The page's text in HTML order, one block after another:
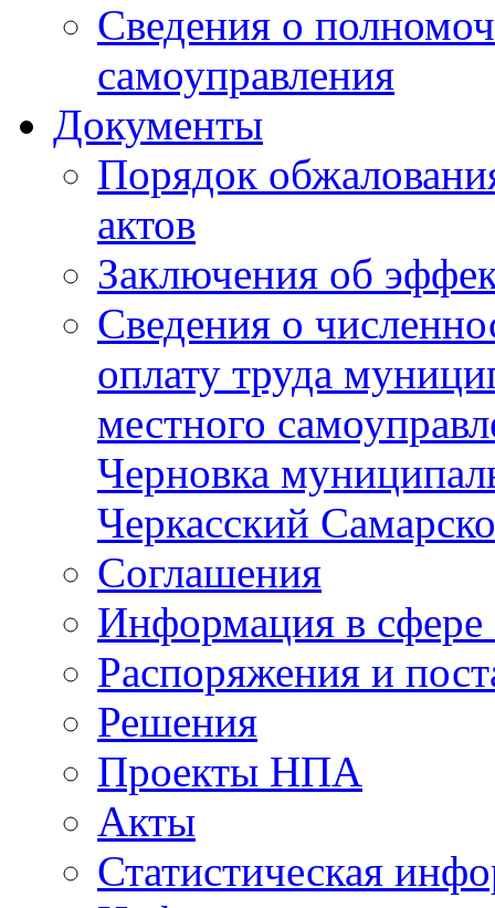
Сведения о
самоуправления
Документы
Порядок
актов
Заключения об
Сведения о
оплату труда
местного
Черновка
Черкасский
Соглашения
Информация в сфере
Распоряжения и
Решения
Проекты НПА
Акты
Статистическая